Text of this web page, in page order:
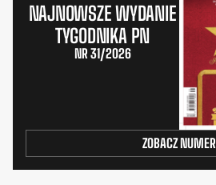
NAJNOWSZE WYDANIE
TYGODNIKA PN
NR 31/2026
ZOBACZ NUMER